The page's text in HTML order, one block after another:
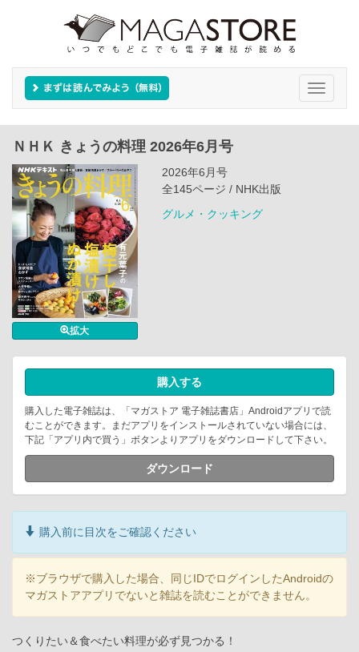
Toggle
ＮＨＫ きょうの料理 2026年6月号
拡大
2026年6月号
全145ページ / NHK出版
グルメ・クッキング
購入する
購入した電子雑誌は、「マガストア 電子雑誌書店」Androidアプリで読
むことができます。まだアプリをインストールされていない場合には、
下記「アプリ内で買う」ボタンよりアプリをダウンロードして下さい。
ダウンロード
購入前に目次をご確認ください
※ブラウザで購入した場合、同じIDでログインしたAndroidの
マガストアアプリでないと雑誌を読むことができません。
つくりたい＆食べたい料理が必ず見つかる！